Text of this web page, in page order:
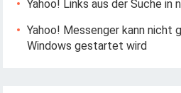
Yahoo! Links aus der Suche
Yahoo! Messenger kann nicht
Windows gestartet wird